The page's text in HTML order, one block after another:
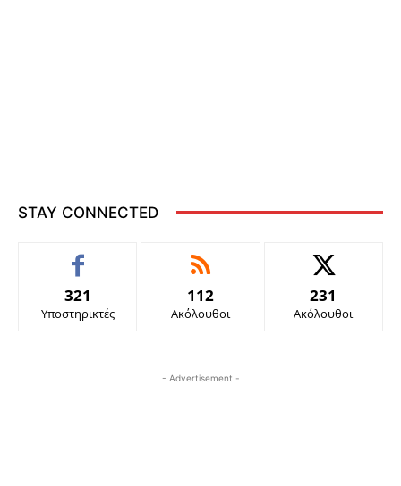
STAY CONNECTED
321
Υποστηρικτές
112
Ακόλουθοι
231
Ακόλουθοι
- Advertisement -